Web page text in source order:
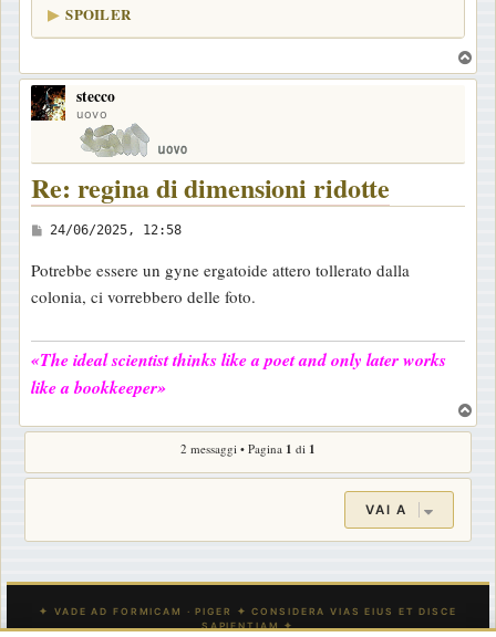
SPOILER
o
stecco
uovo
Re: regina di dimensioni ridotte
M
s
s
g
g
o
24/06/2025, 12:58
Potrebbe essere un gyne ergatoide attero tollerato dalla
colonia, ci vorrebbero delle foto.
«The ideal scientist thinks like a poet and only later works
like a bookkeeper»
o
2 messaggi • Pagina 1 di 1
VAI A